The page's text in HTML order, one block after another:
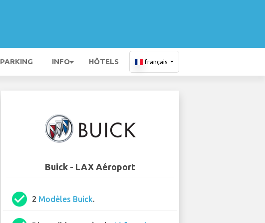
PARKING INFO HÔTELS français
Buick - LAX Aéroport
check_circle 2 Modèles Buick.